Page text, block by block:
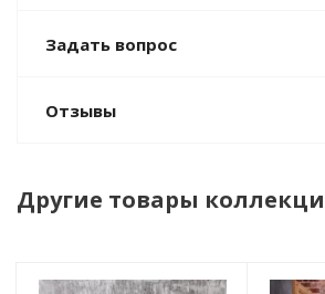
Задать вопрос
Отзывы
Другие товары